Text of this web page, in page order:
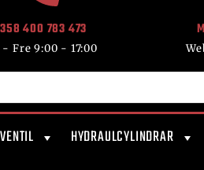
400 783 473
- Fre 9:00 - 17:00
HYDRAULCYLINDRAR